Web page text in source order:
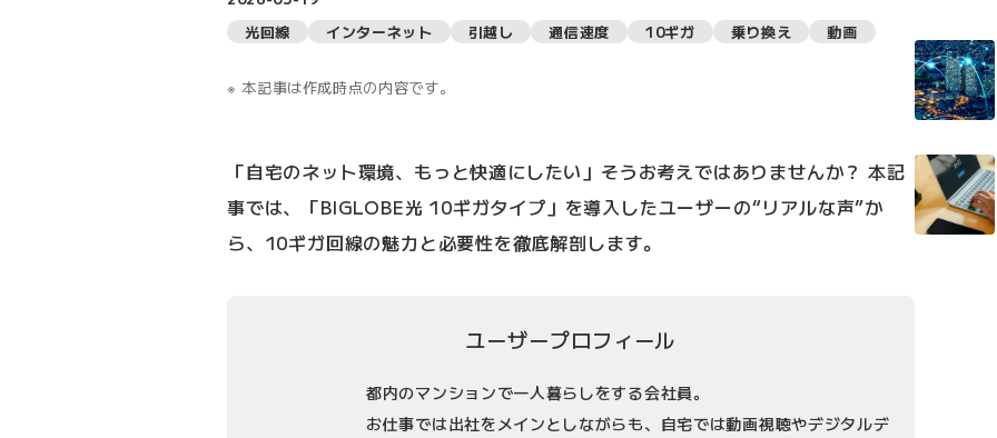
光回線
インターネット 引越し 通信速度 10ギガ 乗り換え 動画
本記事は作成時点の内容です。
「自宅のネット環境、もっと快適にしたい」そうお考えではありませんか？ 本記
事では、「BIGLOBE光 10ギガタイプ」を導入したユーザーの“リアルな声”か
ら、10ギガ回線の魅力と必要性を徹底解剖します。
ユーザープロフィール
都内のマンションで一人暮らしをする会社員。
お仕事では出社をメインとしながらも、自宅では動画視聴やデジタルデ